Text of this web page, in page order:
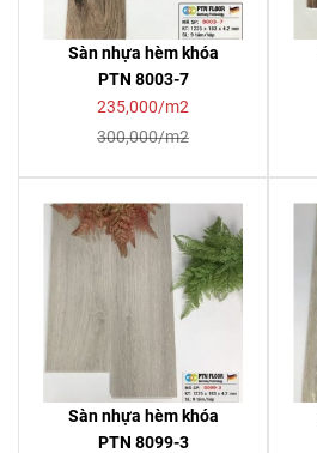
Sàn nhựa hèm khóa
PTN 8003-7
235,000/m2
300,000/m2
Sàn nhựa hèm khóa
PTN 8099-3